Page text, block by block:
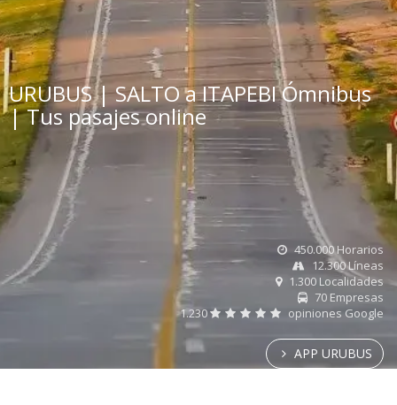
URUBUS | SALTO a ITAPEBI Ómnibus
| Tus pasajes online
450.000 Horarios
12.300 Líneas
1.300 Localidades
70 Empresas
1.230
opiniones Google
APP URUBUS